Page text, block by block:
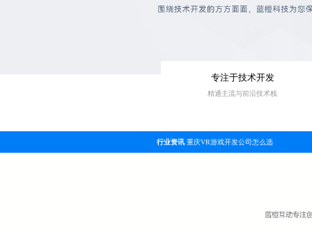
专注于技术开发
精通主流与前沿技术栈
行业资讯 重庆VR游戏开发公司怎么选